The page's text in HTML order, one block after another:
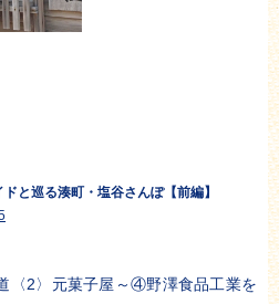
と巡る湊町・塩谷さんぽ【前編】
〈2〉元菓子屋～④野澤食品工業を